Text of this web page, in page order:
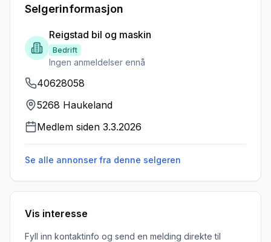
Selgerinformasjon
Reigstad bil og maskin
Bedrift
Ingen anmeldelser ennå
40628058
5268 Haukeland
Medlem siden 3.3.2026
Se alle annonser fra denne selgeren
Vis interesse
Fyll inn kontaktinfo og send en melding direkte til